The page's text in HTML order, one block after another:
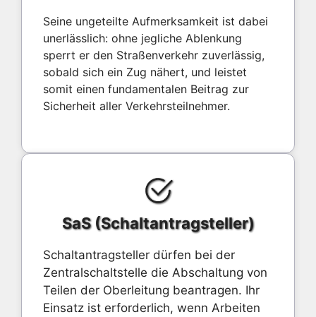
Seine ungeteilte Aufmerksamkeit ist dabei
unerlässlich: ohne jegliche Ablenkung
sperrt er den Straßenverkehr zuverlässig,
sobald sich ein Zug nähert, und leistet
somit einen fundamentalen Beitrag zur
Sicherheit aller Verkehrsteilnehmer.
SaS (Schaltantragsteller)
Schaltantragsteller dürfen bei der
Zentralschaltstelle die Abschaltung von
Teilen der Oberleitung beantragen. Ihr
Einsatz ist erforderlich, wenn Arbeiten